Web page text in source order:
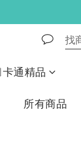
卡通精品
所有商品